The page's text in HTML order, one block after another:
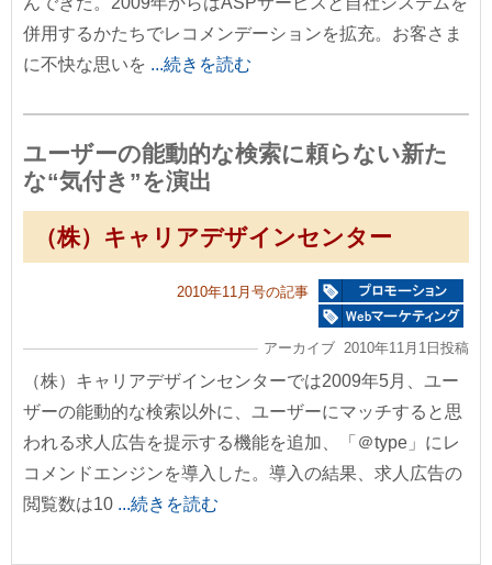
併用するかたちでレコメンデーションを拡充。お客さま
に不快な思いを ...続きを読む
ユーザーの能動的な検索に頼らない新た
な“気付き”を演出
（株）キャリアデザインセンター
2010年11月号の記事
アーカイブ 2010年11月1日投稿
（株）キャリアデザインセンターでは2009年5月、ユー
ザーの能動的な検索以外に、ユーザーにマッチすると思
われる求人広告を提示する機能を追加、「＠type」にレ
コメンドエンジンを導入した。導入の結果、求人広告の
閲覧数は10 ...続きを読む